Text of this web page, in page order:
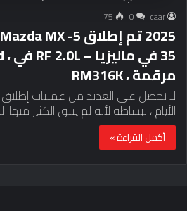
caar
0
75
مرقمة ، RM316K
لا نحصل على العديد من عمليات إطلاق
الأيام ، ببساطة لأنه لم يتبق الكثير
أكمل القراءة »